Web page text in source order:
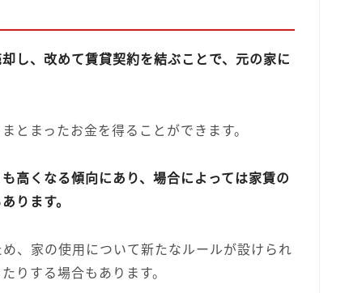
し、改めて賃貸契約を結ぶことで、元の家に
とまったお金を得ることができます。
高くなる傾向にあり、場合によっては家賃の
ります。
、家の使用について新たなルールが設けられ
りする場合もあります。